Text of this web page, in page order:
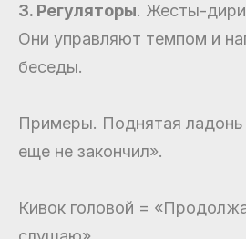
3. Регуляторы. Жесты-
Они управляют темпом и
беседы.
Примеры. Поднятая
еще не закончил».
Кивок головой =